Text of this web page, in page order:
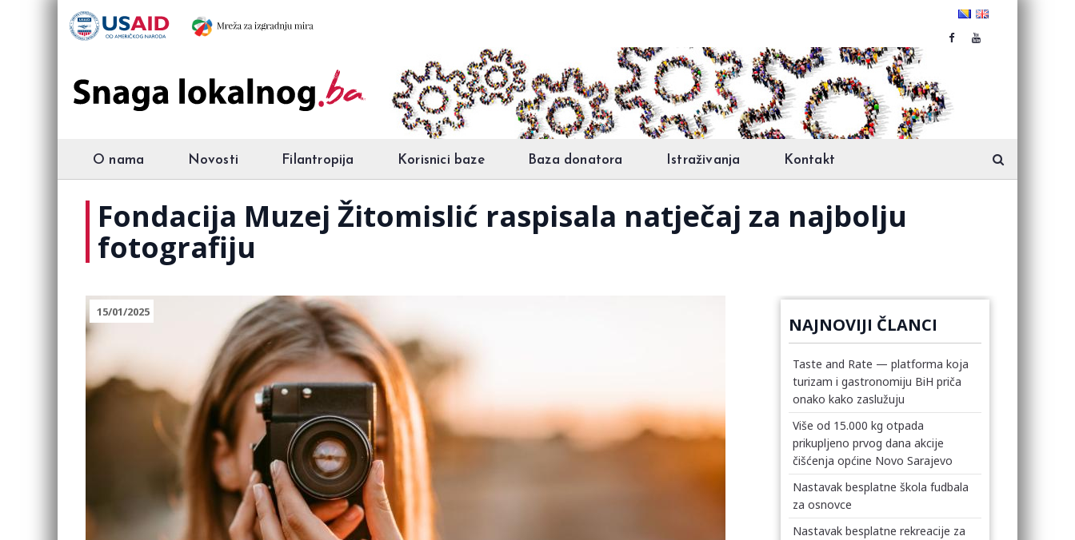
O nama Novosti Filantropija Korisnici baze Baza donatora Istraživanja Kontakt
Fondacija Muzej Žitomislić raspisala natječaj za najbolju
fotografiju
15/01/2025
NAJNOVIJI ČLANCI
Taste and Rate — platforma koja
turizam i gastronomiju BiH priča
onako kako zaslužuju
Više od 15.000 kg otpada
prikupljeno prvog dana akcije
čišćenja općine Novo Sarajevo
Nastavak besplatne škola fudbala
za osnovce
Nastavak besplatne rekreacije za